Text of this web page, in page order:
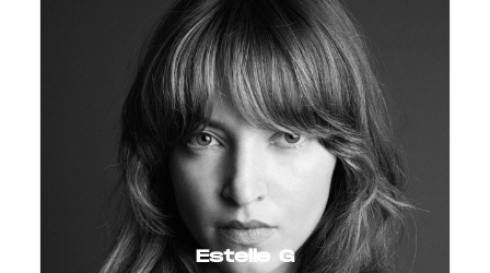
Estelle G